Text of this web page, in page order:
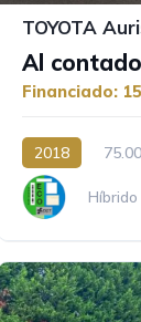
Al
Financiado:
2018
Híbrido